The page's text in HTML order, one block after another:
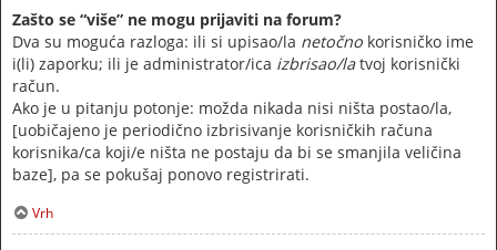
Zašto se “više” ne mogu prijaviti na forum?
Dva su moguća razloga: ili si upisao/la netočno korisničko ime
i(li) zaporku; ili je administrator/ica izbrisao/latvoj korisnički
račun.
Ako je u pitanju potonje: možda nikada nisi ništa postao/la,
[uobičajeno je periodično izbrisivanje korisničkih računa
korisnika/ca koji/e ništa ne postaju da bi se smanjila veličina
baze], pa se pokušaj ponovo registrirati.
Vrh